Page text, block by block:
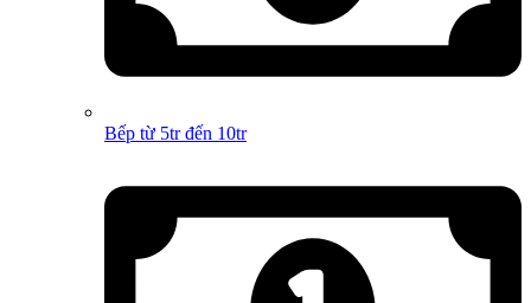
Bếp từ 5tr đến 10tr